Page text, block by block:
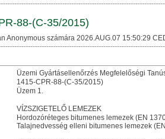
88-(C-35/2015)
Anonymous számára 2026.AUG.07 15:50:29
Üzemi Gyártásellenőrzés Megfelelőségi
1415-CPR-88-(C-35/2015)
Üzem 1.
VÍZSZIGETELŐ LEMEZEK
Hordozóréteges bitumenes lemezek (EN
Talajnedvesség elleni bitumenes lemezek